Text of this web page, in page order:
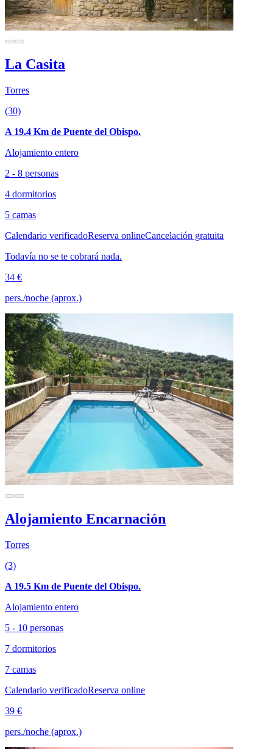
La Casita
Torres
(30)
A 19.4 Km de Puente del Obispo.
Alojamiento entero
2 - 8 personas
4 dormitorios
5 camas
Calendario verificadoReserva onlineCancelación gratuita
Todavía no se te cobrará nada.
34 €
pers./noche (aprox.)
Alojamiento Encarnación
Torres
(3)
A 19.5 Km de Puente del Obispo.
Alojamiento entero
5 - 10 personas
7 dormitorios
7 camas
Calendario verificadoReserva online
39 €
pers./noche (aprox.)